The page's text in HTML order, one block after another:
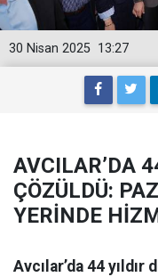
13:27
30 Nisan 2025
AVCILAR’DA
ÇÖZÜLDÜ:
YERİNDE
Avcılar’da 44